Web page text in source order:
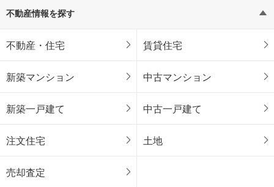
不動産情報を探す
不動産・住宅 賃貸住宅
新築マンション 中古マンション
新築一戸建て 中古一戸建て
注文住宅 土地
売却査定